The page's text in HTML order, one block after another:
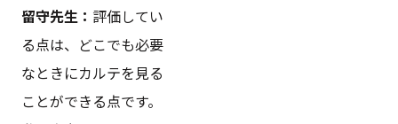
留守先生： 評価してい
る点は、どこでも必要
なときにカルテを見る
ことができる点です。